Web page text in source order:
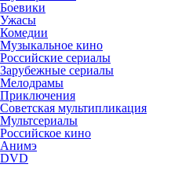
Боевики
Ужасы
Комедии
Музыкальное кино
Российские сериалы
Зарубежные сериалы
Мелодрамы
Приключения
Советская мультипликация
Мультсериалы
Российское кино
Анимэ
DVD